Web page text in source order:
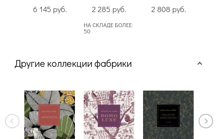
6 145 руб. 2 285 руб.
НА СКЛАДЕ БОЛЕЕ:
50
2 808 руб.
Другие коллекции фабрики